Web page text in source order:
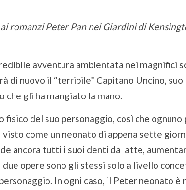
romanzi Peter Pan nei Giardini di
avventura ambientata nei magnifici
di nuovo il “terribile” Capitano Uncino,
che gli ha mangiato la mano.
del suo personaggio, così che
come un neonato di appena sette
ancora tutti i suoi denti da latte,
opere sono gli stessi solo a livello
In ogni caso, il Peter neonato